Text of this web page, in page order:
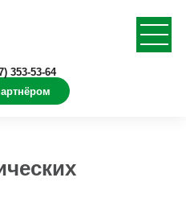
353-53-64